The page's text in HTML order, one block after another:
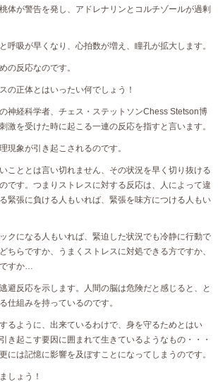
体が警告を発し、アドレナリンとコルチゾールが過剰
呼吸が早くなり、心拍数が増え、瞳孔が拡大します。
の反応なのです。
の正体とはいったい何でしょう！
神経科学者、チェス・ステットソンChess Stetson博
激を受けた時に起こる一連の反応を指すと言います。
現象が引き起こされるのです。
こととは言い切れません、その状況を早く切り抜ける
です。つまりストレスに対する反応は、人によって違
緊張に負ける人もいれば、緊張を味方につける人もい
クになる人もいれば、緊迫した状況でも冷静に行動で
ちらですか、うまくストレスに対処できる方ですか、
すか…
避反応を示します。人間の脳は危険だと感じると、と
仕組みを持っているのです。
るように、出来ているわけで、身を守るためとはい
き起こす要因に囲まれて生きているようなもの・・・
には記憶に影響を及ぼすことになってしまうのです。
しょう！